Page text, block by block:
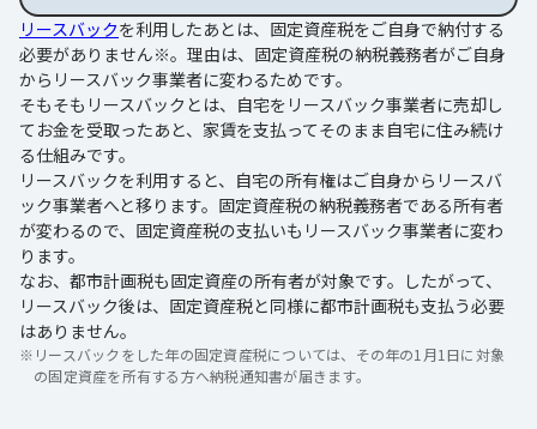
リースバックを利用したあとは、固定資産税をご自身で納付する
必要がありません※。理由は、固定資産税の納税義務者がご自身
からリースバック事業者に変わるためです。
そもそもリースバックとは、自宅をリースバック事業者に売却し
てお金を受取ったあと、家賃を支払ってそのまま自宅に住み続け
る仕組みです。
リースバックを利用すると、自宅の所有権はご自身からリースバ
ック事業者へと移ります。固定資産税の納税義務者である所有者
が変わるので、固定資産税の支払いもリースバック事業者に変わ
ります。
なお、都市計画税も固定資産の所有者が対象です。したがって、
リースバック後は、固定資産税と同様に都市計画税も支払う必要
はありません。
※ リースバックをした年の固定資産税については、その年の1月1日に対象
の固定資産を所有する方へ納税通知書が届きます。